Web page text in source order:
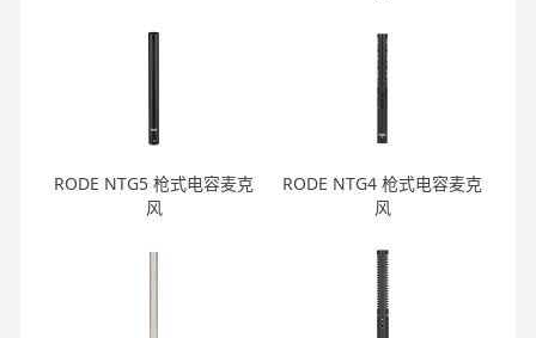
RODE NTG5 枪式电容麦克
风
RODE NTG4 枪式电容麦克
风